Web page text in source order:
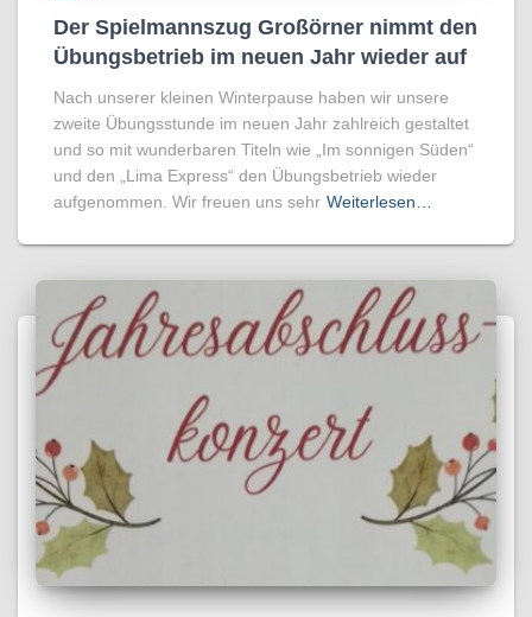
Der Spielmannszug Großörner nimmt den
Übungsbetrieb im neuen Jahr wieder auf
Nach unserer kleinen Winterpause haben wir unsere
zweite Übungsstunde im neuen Jahr zahlreich gestaltet
und so mit wunderbaren Titeln wie „Im sonnigen Süden“
und den „Lima Express“ den Übungsbetrieb wieder
aufgenommen. Wir freuen uns sehr Weiterlesen…